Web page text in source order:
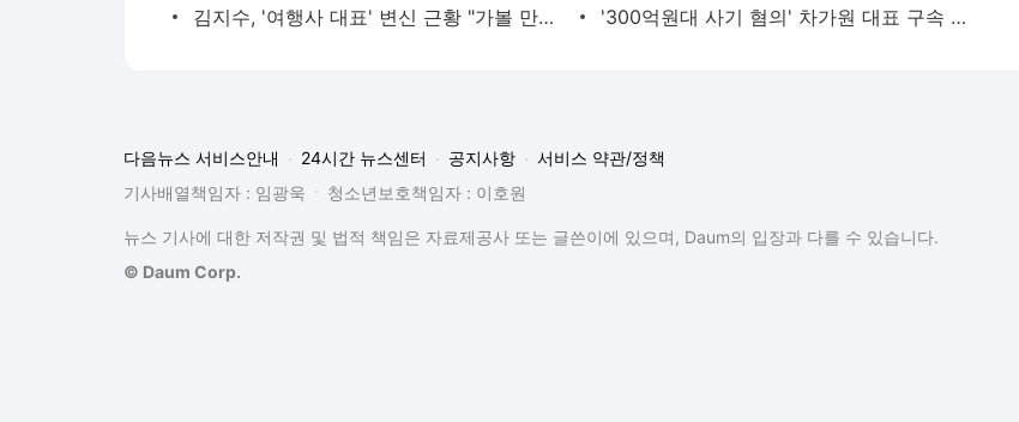
김지수, '여행사 대표' 변신 근황 "가볼 만하니…"
'300억원대 사기 혐의' 차가원 대표 구속 송치
다음뉴스 서비스안내 24시간 뉴스센터 공지사항
서비스 약관/정책
기사배열책임자 : 임광욱
청소년보호책임자 : 이호원
뉴스 기사에 대한 저작권 및 법적 책임은 자료제공사 또는 글쓴이에 있으며, Daum의 입장과 다를 수 있습니다.
© Daum Corp.